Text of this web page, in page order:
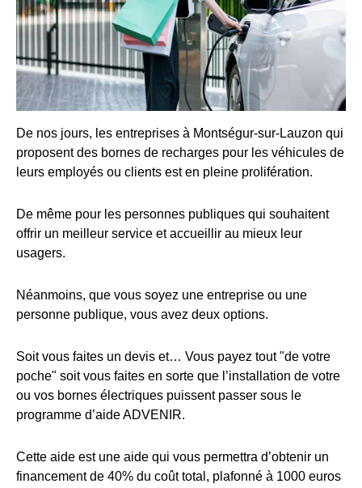
De nos jours, les entreprises à Montségur-sur-Lauzon qui
proposent des bornes de recharges pour les véhicules de
leurs employés ou clients est en pleine prolifération.
De même pour les personnes publiques qui souhaitent
offrir un meilleur service et accueillir au mieux leur
usagers.
Néanmoins, que vous soyez une entreprise ou une
personne publique, vous avez deux options.
Soit vous faites un devis et… Vous payez tout "de votre
poche" soit vous faites en sorte que l’installation de votre
ou vos bornes électriques puissent passer sous le
programme d’aide ADVENIR.
Cette aide est une aide qui vous permettra d’obtenir un
financement de 40% du coût total, plafonné à 1000 euros